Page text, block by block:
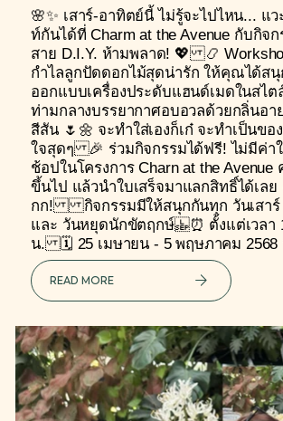
🌸✨ เสาร์-อาทิตย์นี้ ไม่รู้จะไปไหน... แ
ท์กันได้ที่ Charm at the Avenue กับกิจ
สาย D.I.Y. ห้ามพลาด! 💖 📿
กำไลลูกปัดดอกไม้สุดน่ารัก ให้คุณได้สนุ
ออกแบบเครื่องประดับแฮนด์เมดในสไต
ท่ามกลางบรรยากาศอบอวลด้วยกลิ่นอา
สีสัน 🌷🌼 จะทำใส่เองก็เก๋ จะทำเป็นข
ใจสุดๆ 🎉 ร่วมกิจกรรมได้ฟรี! ไม่มีค่าใ
ช้อปในโครงการ Charn at the Avenue
ขึ้นไป แล้วนำใบเสร็จมาแลกสิทธิ์ได้เลย
กก! กิจกรรมมีให้สนุกกันทุก วันเสาร์
และ วันหยุดนักขัตฤกษ์ ⏰ ตั้งแต่เวลา
น. 🗓 25 เมษายน - 5 พฤษภาคม
READ MORE